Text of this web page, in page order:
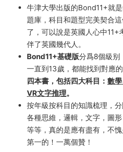
在英國，11+考試是孩子在小
參加的考試。考試名稱 11+
齡，即11到12歲。考試内容
維。和我們的小升初一個意
不一樣。
牛津大學出版的Bond11+就
題庫，科目和題型完美契合
了，可以說是英國人心中11+
伴了英國幾代人。
Bond11+基礎版 分爲8個級
一直到13歲，都能找到對應
四本書，包括四大科目：